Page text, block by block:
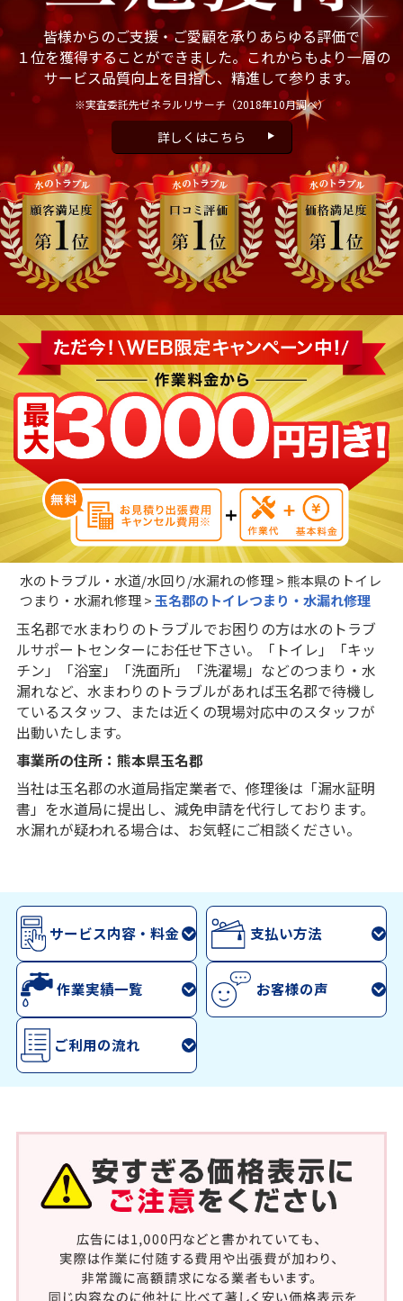
皆様からのご支援・ご愛顧を承りあらゆる評価で
１位を獲得することができました。これからもより一層の
サービス品質向上を目指し、精進して参ります。
※実査委託先ゼネラルリサーチ （2018年10月調べ）
詳しくはこちら
水のトラブル・水道/水回り/水漏れの修理>熊本県のトイレ
つまり・水漏れ修理> 玉名郡のトイレつまり・水漏れ修理
玉名郡で水まわりのトラブルでお困りの方は水のトラブ
ルサポートセンターにお任せ下さい。「トイレ」「キッ
チン」「浴室」「洗面所」「洗濯場」などのつまり・水
漏れなど、水まわりのトラブルがあれば玉名郡で待機し
ているスタッフ、または近くの現場対応中のスタッフが
出動いたします。
事業所の住所：熊本県玉名郡
当社は玉名郡の水道局指定業者で、修理後は「漏水証明
書」を水道局に提出し、減免申請を代行しております。
水漏れが疑われる場合は、お気軽にご相談ください。
サービス内容・料金 支払い方法
作業実績一覧 お客様の声
ご利用の流れ